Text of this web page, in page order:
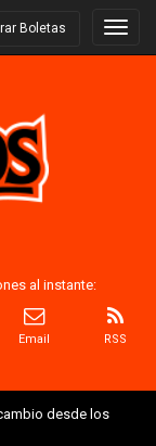
Boletas
al instante:
Email RSS
desde los